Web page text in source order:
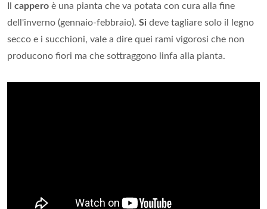
cappero è una pianta che va potata con cura alla fine
dell'inverno (gennaio-febbraio). Si deve tagliare solo il legno
secco e i succhioni, vale a dire quei rami vigorosi che non
producono fiori ma che sottraggono linfa alla pianta.